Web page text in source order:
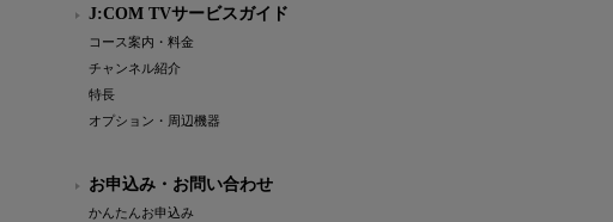
J:COM TVサービスガイド
コース案内・料金
チャンネル紹介
特長
オプション・周辺機器
お申込み・お問い合わせ
かんたんお申込み